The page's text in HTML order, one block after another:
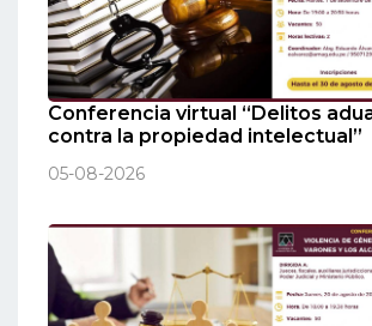
Conferencia virtual “Delitos
contra la propiedad intelectual”
05-08-2026